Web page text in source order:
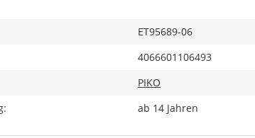
ET95689-06
4066601106493
PIKO
ab 14 Jahren